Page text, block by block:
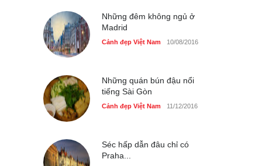
Cảnh đẹp Việt Nam 25/04/2020
Bán đảo Sơn Trà sẽ là khu
Những đêm không ngủ ở
Madrid
Cảnh đẹp Việt Nam 10/08/2016
Những quán bún đậu nổi
tiếng Sài Gòn
Cảnh đẹp Việt Nam 11/12/2016
Séc hấp dẫn đâu chỉ có
Praha...